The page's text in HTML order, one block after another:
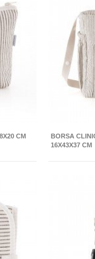
CM
BORSA
16X43X37 CM